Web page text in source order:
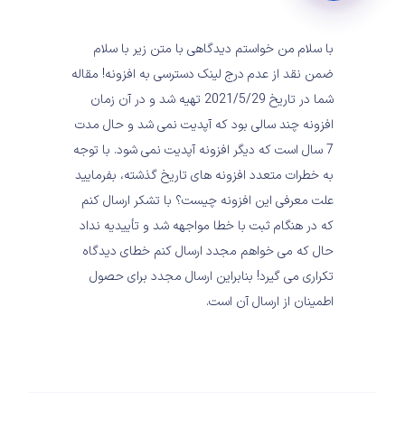
با سلام من خواستم دیدگاهی با متن زیر با سلام
ضمن نقد از عدم درج لینک دسترسی به افزونه! مقاله
شما در تاریخ 2021/5/29 تهیه شد و در آن زمان
افزونه چند سالی بود که آپدیت نمی شد و حال مدت
7 سال است که دیگر افزونه آپدیت نمی شود. با توجه
به خطرات متعدد افزونه های تاریخ گذشته، بفرمایید
علت معرفی این افزونه چیست؟ با تشکر ارسال کنم
که در هنگام ثبت با خطا مواجهه شد و تأییدیه نداد
حال که می خواهم مجدد ارسال کنم خطای دیدگاه
تکراری می گیرد! بنابراین ارسال مجدد برای حصول
اطمینان از ارسال آن است.